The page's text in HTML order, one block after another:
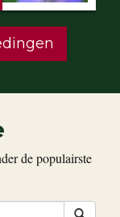
de populairste